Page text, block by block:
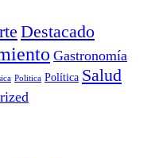
Destacado
Gastronomía
Politica Política Salud